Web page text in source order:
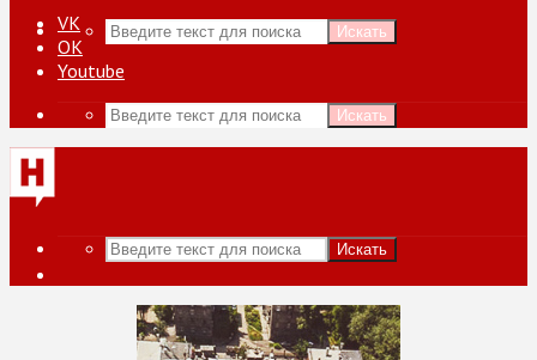
Искать
VK
ОК
Youtube
Искать
Искать